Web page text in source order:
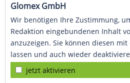
Glomex GmbH
Wir benötigen Ihre Zustimmung,
Redaktion eingebundenen Inhalt
anzuzeigen. Sie können diesen
lassen und auch wieder
jetzt aktivieren